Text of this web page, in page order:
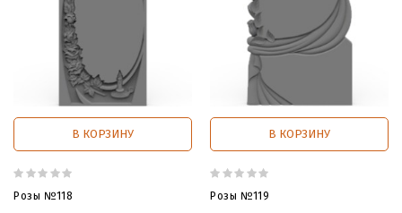
В КОРЗИНУ
Розы №118
В КОРЗИНУ
Розы №119